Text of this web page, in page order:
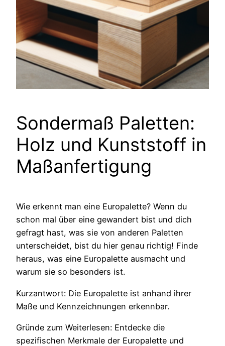
Sondermaß Paletten:
Holz und Kunststoff in
Maßanfertigung
Wie erkennt man eine Europalette? Wenn du
schon mal über eine gewandert bist und dich
gefragt hast, was sie von anderen Paletten
unterscheidet, bist du hier genau richtig! Finde
heraus, was eine Europalette ausmacht und
warum sie so besonders ist.
Kurzantwort: Die Europalette ist anhand ihrer
Maße und Kennzeichnungen erkennbar.
Gründe zum Weiterlesen: Entdecke die
spezifischen Merkmale der Europalette und